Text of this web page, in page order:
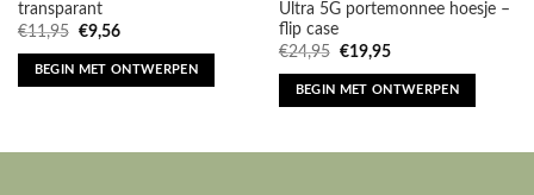
transparant
€11,95 Oorspronkelijke
was:
€11,95.
€9,56Huidige
is:
€9,56.
BEGIN MET ONTWERPEN
Ultra 5G portemonnee hoesje –
flip case
€24,95 Oorspronkelijke
was:
€24,95.
€19,95Huidige
is:
€19,95.
BEGIN MET ONTWERPEN